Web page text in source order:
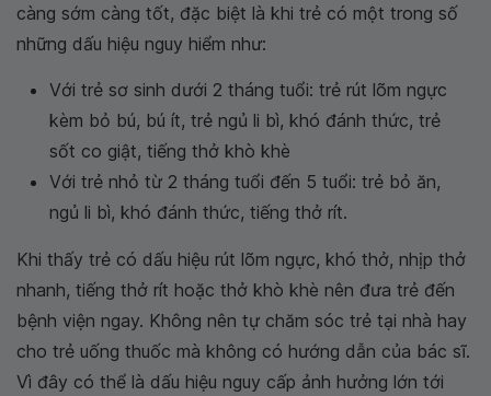
càng sớm càng tốt, đặc biệt là khi trẻ có một trong số
những dấu hiệu nguy hiểm như:
Với trẻ sơ sinh dưới 2 tháng tuổi: trẻ rút lõm ngực
kèm bỏ bú, bú ít, trẻ ngủ li bì, khó đánh thức, trẻ
sốt co giật, tiếng thở khò khè
Với trẻ nhỏ từ 2 tháng tuổi đến 5 tuổi: trẻ bỏ ăn,
ngủ li bì, khó đánh thức, tiếng thở rít.
Khi thấy trẻ có dấu hiệu rút lõm ngực, khó thở, nhịp thở
nhanh, tiếng thở rít hoặc thở khò khè nên đưa trẻ đến
bệnh viện ngay. Không nên tự chăm sóc trẻ tại nhà hay
cho trẻ uống thuốc mà không có hướng dẫn của bác sĩ.
Vì đây có thể là dấu hiệu nguy cấp ảnh hưởng lớn tới